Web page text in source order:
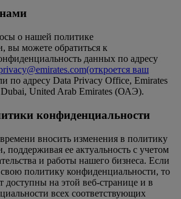
о нашей политике
вы можете обратиться к
данных по адресу
(откроется ваш
по адресу Data Privacy Office, Emirates
United Arab Emirates (ОАЭ).
конфиденциальности
вносить изменения в политику
поддерживая ее актуальность с учетом
и работы нашего бизнеса. Если
политику конфиденциальности, то
доступны на этой веб-странице и в
всех соответствующих